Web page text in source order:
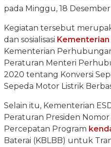
pada Minggu, 18
Kegiatan tersebut
dan sosialisasi Kementerian
Kementerian
Peraturan Menteri
2020 tentang Konversi
Sepeda Motor Listrik
Selain itu, Kementerian
Peraturan Presiden
Percepatan Program
Baterai (KBLBB) untuk